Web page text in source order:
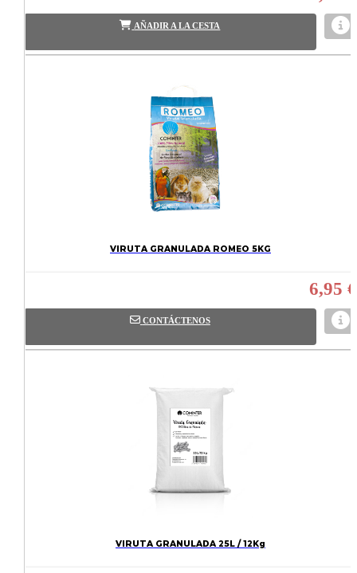
AÑADIR A LA CESTA
VIRUTA GRANULADA ROMEO 5KG
6,95 €
CONTÁCTENOS
VIRUTA GRANULADA 25L / 12Kg